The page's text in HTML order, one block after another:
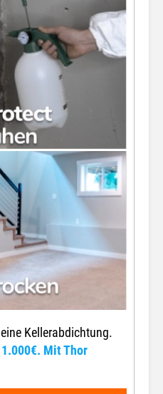
Kellerabdichtung.
Mit Thor